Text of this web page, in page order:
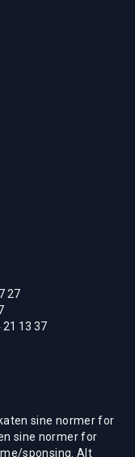
27
21 13 37
sine normer for
sine normer for
sponsing. Alt